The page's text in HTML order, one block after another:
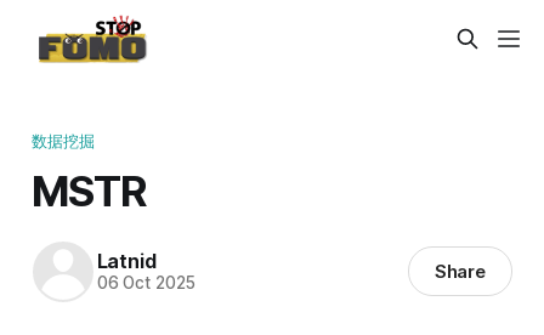
数据挖掘
MSTR
Latnid
06 Oct 2025 Share